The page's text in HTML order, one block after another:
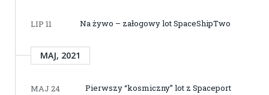
LIP 11 Na żywo – załogowy lot SpaceShipTwo
MAJ, 2021
MAJ 24
Pierwszy “kosmiczny” lot z Spaceport